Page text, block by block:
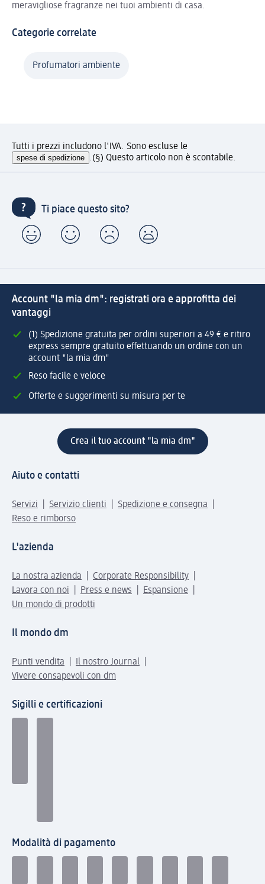
meravigliose fragranze nei tuoi ambienti di casa.
Categorie correlate
Profumatori ambiente
Tutti i prezzi includono l'IVA. Sono escluse le
spese di spedizione .(§) Questo articolo non è scontabile.
Ti piace questo sito?
Account "la mia dm": registrati ora e approfitta dei
vantaggi
(1) Spedizione gratuita per ordini superiori a 49 € e ritiro
express sempre gratuito effettuando un ordine con un
account "la mia dm"
Reso facile e veloce
Offerte e suggerimenti su misura per te
Crea il tuo account "la mia dm"
Aiuto e contatti
Servizi Servizio clienti
Spedizione e consegna
Reso e rimborso
L'azienda
La nostra azienda
Corporate Responsibility
Lavora con noi
Press e news
Espansione
Un mondo di prodotti
Il mondo dm
Punti vendita
Il nostro Journal
Vivere consapevoli con dm
Sigilli e certificazioni
Modalità di pagamento